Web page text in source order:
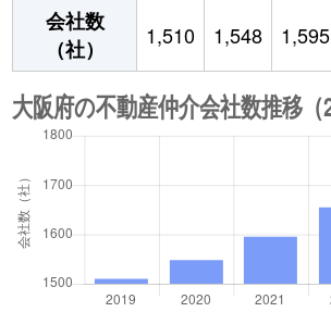
会社数
（社）
1,510 1,548 1,595